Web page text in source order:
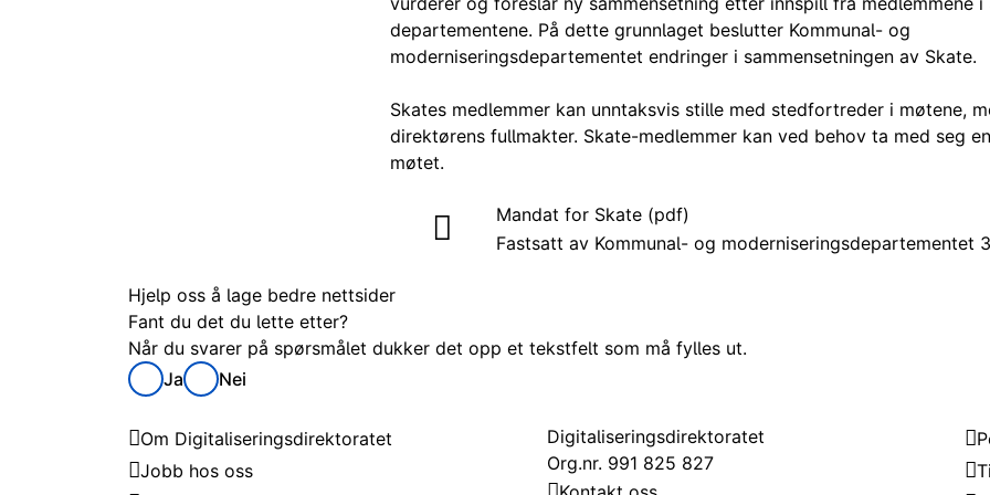
departementene. På dette grunnlaget beslutter Kommunal- og
moderniseringsdepartementet endringer i sammensetningen av Skate.
Skates medlemmer kan unntaksvis stille med stedfortreder i møtene,
direktørens fullmakter. Skate-medlemmer kan ved behov ta med seg
møtet.
Mandat for Skate (pdf)
Fastsatt av Kommunal- og moderniseringsdepartementet
Hjelp oss å lage bedre nettsider
Fant du det du lette etter?
Når du svarer på spørsmålet dukker det opp et tekstfelt som må fylles ut.
Ja
Nei
Om Digitaliseringsdirektoratet
Jobb hos oss
Digitaliseringsdirektoratet
Org.nr. 991 825 827